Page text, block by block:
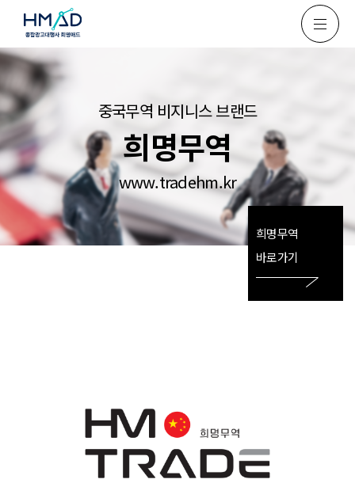
중국무역 비지니스 브랜드
희명무역
www.tradehm.kr
희명무역
바로가기